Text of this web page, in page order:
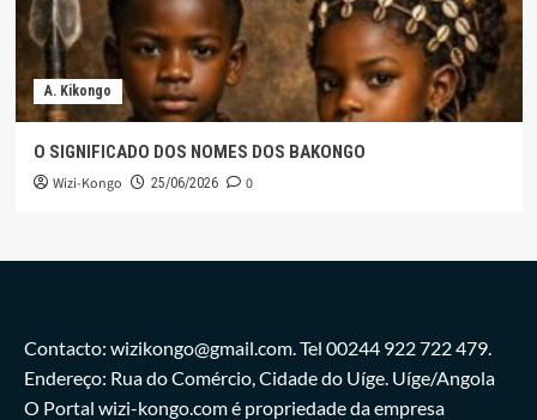
A. Kikongo
O SIGNIFICADO DOS NOMES DOS BAKONGO
Wizi-Kongo 25/06/2026 0
Contacto: wizikongo@gmail.com. Tel 00244 922 722 479.
Endereço: Rua do Comércio, Cidade do Uíge. Uíge/Angola
O Portal wizi-kongo.com é propriedade da empresa